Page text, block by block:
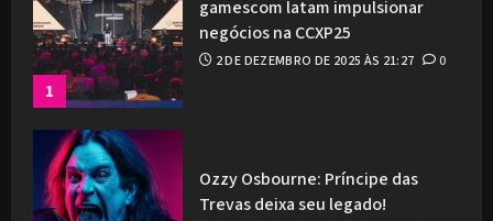
1
gamescom latam impulsionar
negócios na CCXP25
2 DE DEZEMBRO DE 2025 ÀS 21:27 0
Ozzy Osbourne: Príncipe das
Trevas deixa seu legado!